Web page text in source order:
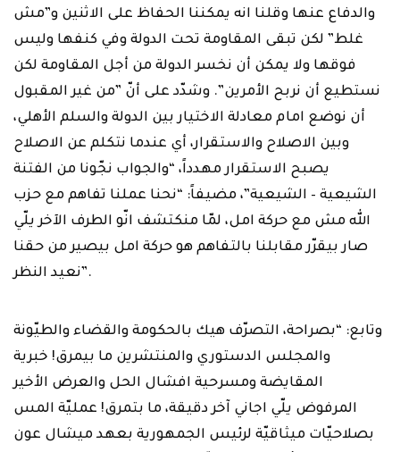
والدفاع عنها وقلنا انه يمكننا ‏الحفاظ على الاثنين و”مش
غلط” لكن تبقى المقاومة تحت الدولة وفي كنفها وليس
فوقها ‏ولا يمكن أن نخسر الدولة من أجل المقاومة لكن
نستطيع أن نربح الأمرين”. وشدّد على أنّ ‏‏”من غير المقبول
أن نوضع امام معادلة الاختيار بين الدولة والسلم الأهلي،
وبين الاصلاح ‏والاستقرار، أي عندما نتكلم عن الاصلاح
يصبح الاستقرار مهدداً، “والجواب نجّونا من الفتنة
‏الشيعية – الشيعية”، مضيفاً: “نحنا عملنا تفاهم مع حزب
الله مش مع حركة امل، لمّا ‏منكتشف انّو الطرف الآخر يلّي
صار بيقرّر مقابلنا بالتفاهم هو حركة امل بيصير من حقنا
‏نعيد النظر‎”.‎
وتابع: “بصراحة، التصرّف هيك بالحكومة والقضاء والطيّونة
والمجلس الدستوري ‏والمنتشرين ما بيمرق! خبرية
المقايضة ومسرحية افشال الحل والعرض الأخير
المرفوض ‏يلّي اجاني آخر دقيقة، ما بتمرق! عمليّة المس
بصلاحيّات ميثاقيّة لرئيس الجمهورية بعهد ‏ميشال عون